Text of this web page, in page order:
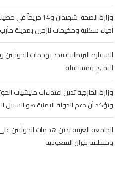
وزارة الصحة: شهيدان
أحياء سكنية ومخيمات نازحين بمدينة مأرب
السفارة البريطانية تندد بهجمات
اليمني ومستقبله
وزارة الخارجية تدين اعتداءات مليشيات
وتؤكد أن دعم الدولة اليمنية هو السبيل
الجامعة العربية تدين هجمات الحوثيين
ومنطقة نجران السعودية